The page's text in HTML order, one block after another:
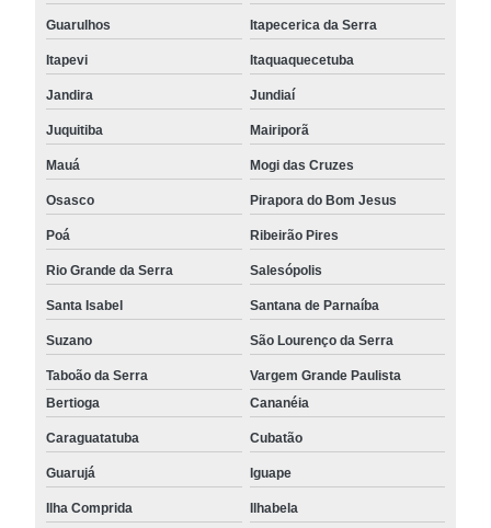
Guarulhos Itapecerica da Serra
Itapevi Itaquaquecetuba
Jandira Jundiaí
Juquitiba Mairiporã
Mauá Mogi das Cruzes
Osasco Pirapora do Bom Jesus
Poá Ribeirão Pires
Rio Grande da Serra Salesópolis
Santa Isabel Santana de Parnaíba
Suzano São Lourenço da Serra
Taboão da Serra
Vargem Grande Paulista
Bertioga
Cananéia
Caraguatatuba Cubatão
Guarujá Iguape
Ilha Comprida Ilhabela